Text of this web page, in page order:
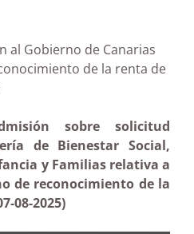
al Gobierno de Canarias
de la renta de
sobre solicitud
de Bienestar Social,
y Familias relativa a
de reconocimiento de la
08-2025)